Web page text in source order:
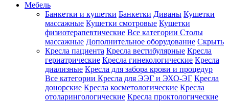
Мебель
Банкетки и кушетки Банкетки Диваны Кушетки
массажные Кушетки смотровые Кушетки
физиотерапевтические Все категории Столы
массажные Дополнительное оборудование Скрыть
Кресла пациента Кресла вестибулярные Кресла
гериатрические Кресла гинекологические Кресла
диализные Кресла для забора крови и процедур
Все категории Кресла для ЭЭГ и ЭХО-ЭГ Кресла
донорские Кресла косметологические Кресла
отоларингологические Кресла проктологические